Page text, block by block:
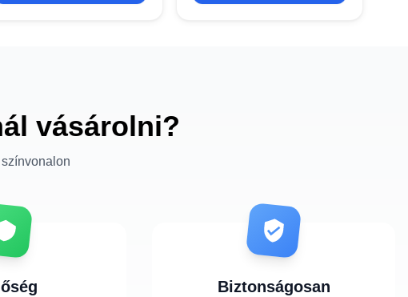
vásárolni?
Biztonságosan